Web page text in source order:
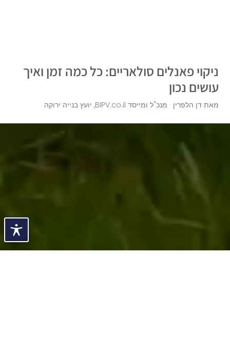
ניקוי פאנלים סולאריים: כל כמה זמן ואיך
עושים נכון
מאת דן הלפרין · מנכ"ל ומייסד BIPV.co.il, יועץ בנייה ירוקה